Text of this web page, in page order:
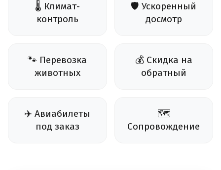
🌡️ Климат-
контроль
🛡️ Ускоренный
досмотр
🐾 Перевозка
животных
💰 Скидка на
обратный
✈️ Авиабилеты
под заказ
🗺️
Сопровождение